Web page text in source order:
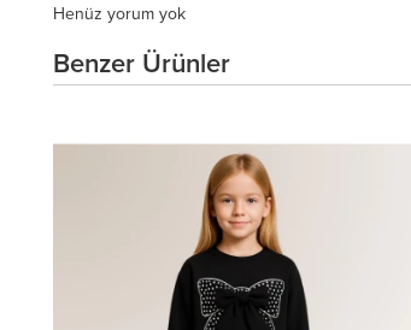
Henüz yorum yok
Benzer Ürünler